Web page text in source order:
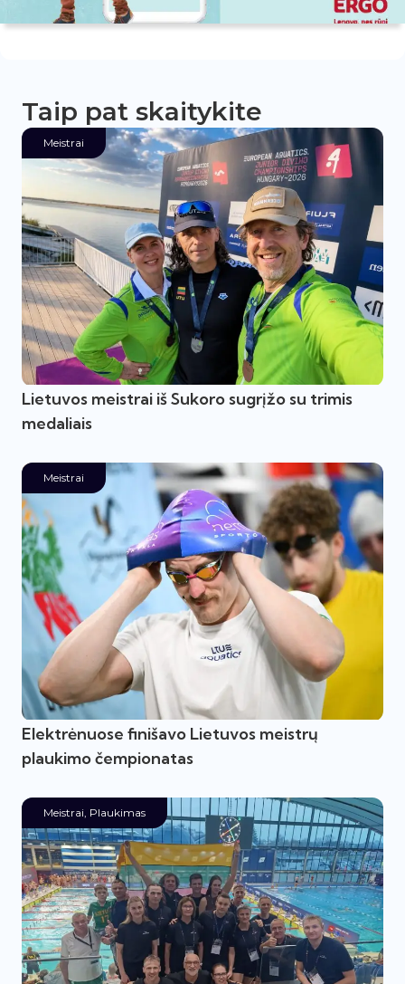
Taip pat skaitykite
Meistrai
Lietuvos meistrai iš Sukoro sugrįžo su trimis
medaliais
Meistrai
Elektrėnuose finišavo Lietuvos meistrų
plaukimo čempionatas
Meistrai, Plaukimas